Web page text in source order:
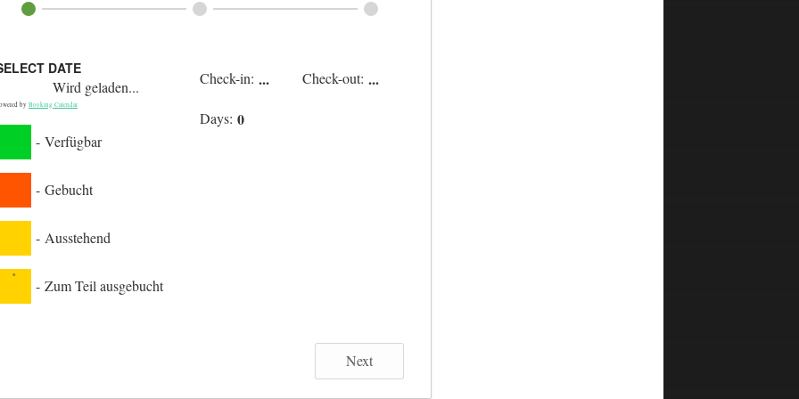
DATE
Wird geladen...
by Booking Calendar
- Verfügbar
- Gebucht
- Ausstehend
·
- Zum Teil ausgebucht
Check-in: ... Check-out: ...
Days: 0
Next